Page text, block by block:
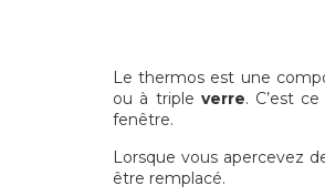
Le thermos est une
ou à triple verre. C’est
fenêtre.
Lorsque vous apercevez
être remplacé.